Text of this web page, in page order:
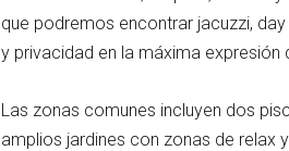
que podremos encontrar jacuzzi,
y privacidad en la máxima expresión
Las zonas comunes incluyen dos
amplios jardines con zonas de relax